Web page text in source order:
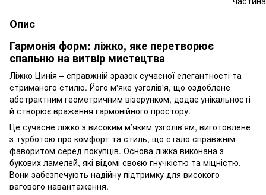
Опис
Гармонія форм: ліжко, яке перетворює
спальню на витвір мистецтва
Ліжко Цинія – справжній зразок сучасної елегантності та
стриманого стилю. Його м'яке узголів'я, що оздоблене
абстрактним геометричним візерунком, додає унікальності
й створює враження гармонійного простору.
Це сучасне ліжко з високим м’яким узголів’ям, виготовлене
з турботою про комфорт та стиль, що стало справжнім
фаворитом серед покупців. Основа ліжка виконана з
букових ламелей, які відомі своєю гнучкістю та міцністю.
Вони забезпечують надійну підтримку для високого
вагового навантаження.